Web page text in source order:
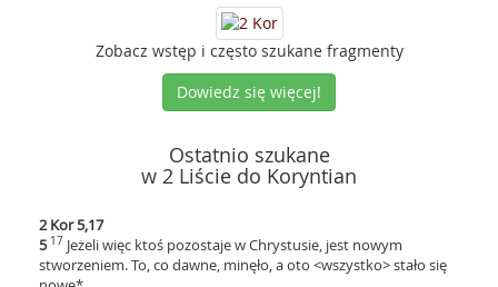
Zobacz wstęp i często szukane fragmenty
Dowiedz się więcej!
Ostatnio szukane
w 2 Liście do Koryntian
2 Kor 5,17
5 17 Jeżeli więc ktoś pozostaje w Chrystusie, jest nowym
stworzeniem. To, co dawne, minęło, a oto <wszystko> stało się